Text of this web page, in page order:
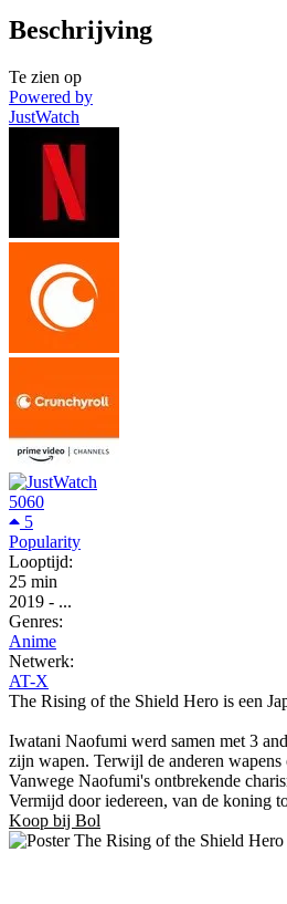
Beschrijving
Te zien op
Powered by
JustWatch
5060
5
Popularity
Looptijd:
25 min
2019 - ...
Genres:
Anime
Netwerk:
AT-X
The Rising of the Shield Hero is een
Iwatani Naofumi werd samen met 3
zijn wapen. Terwijl de anderen
Vanwege Naofumi's ontbrekende
Vermijd door iedereen, van de koning
Koop bij Bol